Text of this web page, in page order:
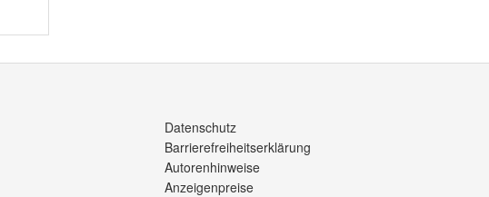
Datenschutz
Barrierefreiheitserklärung
Autorenhinweise
Anzeigenpreise